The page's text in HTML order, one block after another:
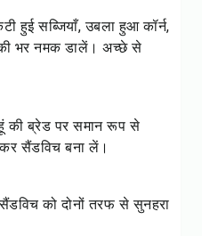
हुई सब्जियाँ, उबला हुआ कॉर्न,
भर नमक डालें। अच्छे से
की ब्रेड पर समान रूप से
सैंडविच बना लें।
को दोनों तरफ से सुनहरा